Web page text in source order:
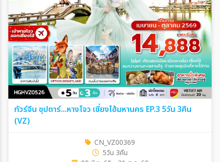
ทัวร์จีน ซุปตาร์...หางโจว เซี่ยงไฮ้มหานคร EP.3 5วัน 3คืน
(VZ)
CN_VZ00369
5วัน 3คืน